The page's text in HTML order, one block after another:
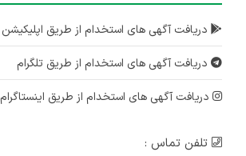
دریافت آگهی های استخدام از طریق اپلیکیشن
دریافت آگهی های استخدام از طریق تلگرام
دریافت آگهی های استخدام از طریق اینستاگرام
تلفن تماس :